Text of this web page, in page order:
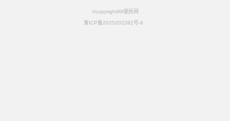
©copyright88便民网
鲁ICP备2025202282号-6